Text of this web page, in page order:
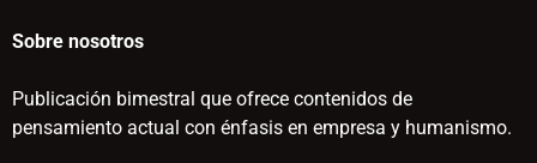
Sobre nosotros
Publicación bimestral que ofrece contenidos de
pensamiento actual con énfasis en empresa y humanismo.